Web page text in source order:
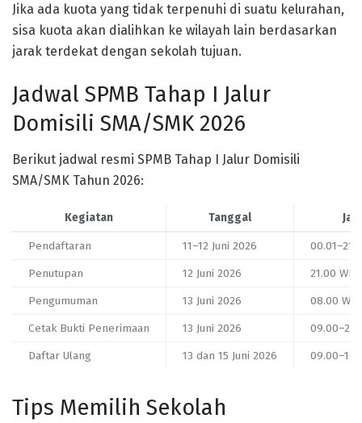
Jika ada kuota yang tidak terpenuhi di suatu kelurahan,
sisa kuota akan dialihkan ke wilayah lain berdasarkan
jarak terdekat dengan sekolah tujuan.
Jadwal SPMB Tahap I Jalur
Domisili SMA/SMK 2026
Berikut jadwal resmi SPMB Tahap I Jalur Domisili
SMA/SMK Tahun 2026:
Kegiatan Tanggal Jam
Pendaftaran 11–12 Juni 2026
Penutupan
12 Juni 2026
21.00 WIB
Pengumuman
13 Juni 2026
08.00 WIB
Cetak Bukti Penerimaan
13 Juni 2026
Daftar Ulang
13 dan 15 Juni 2026
Tips Memilih Sekolah